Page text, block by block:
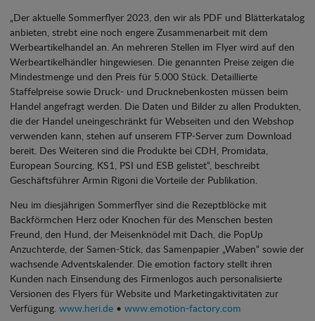
„Der aktuelle Sommerflyer 2023, den wir als PDF und Blätterkatalog
anbieten, strebt eine noch engere Zusammenarbeit mit dem
Werbeartikelhandel an. An mehreren Stellen im Flyer wird auf den
Werbeartikelhändler hingewiesen. Die genannten Preise zeigen die
Mindestmenge und den Preis für 5.000 Stück. Detaillierte
Staffelpreise sowie Druck- und Drucknebenkosten müssen beim
Handel angefragt werden. Die Daten und Bilder zu allen Produkten,
die der Handel uneingeschränkt für Webseiten und den Webshop
verwenden kann, stehen auf unserem FTP-Server zum Download
bereit. Des Weiteren sind die Produkte bei CDH, Promidata,
European Sourcing, KS1, PSI und ESB gelistet“, beschreibt
Geschäftsführer Armin Rigoni die Vorteile der Publikation.
Neu im diesjährigen Sommerflyer sind die Rezeptblöcke mit
Backförmchen Herz oder Knochen für des Menschen besten
Freund, den Hund, der Meisenknödel mit Dach, die PopUp
Anzuchterde, der Samen-Stick, das Samenpapier „Waben“ sowie der
wachsende Adventskalender. Die emotion factory stellt ihren
Kunden nach Einsendung des Firmenlogos auch personalisierte
Versionen des Flyers für Website und Marketingaktivitäten zur
Verfügung. www.heri.de • www.emotion-factory.com